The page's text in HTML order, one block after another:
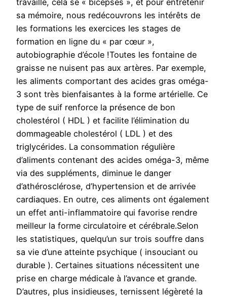
travaille, cela se « bicepses », et pour entretenir
sa mémoire, nous redécouvrons les intérêts de
les formations les exercices les stages de
formation en ligne du « par cœur »,
autobiographie d’école !Toutes les fontaine de
graisse ne nuisent pas aux artères. Par exemple,
les aliments comportant des acides gras oméga-
3 sont très bienfaisantes à la forme artérielle. Ce
type de suif renforce la présence de bon
cholestérol ( HDL ) et facilite l’élimination du
dommageable cholestérol ( LDL ) et des
triglycérides. La consommation régulière
d’aliments contenant des acides oméga-3, même
via des suppléments, diminue le danger
d’athérosclérose, d’hypertension et de arrivée
cardiaques. En outre, ces aliments ont également
un effet anti-inflammatoire qui favorise rendre
meilleur la forme circulatoire et cérébrale.Selon
les statistiques, quelqu’un sur trois souffre dans
sa vie d’une atteinte psychique ( insouciant ou
durable ). Certaines situations nécessitent une
prise en charge médicale à l’avance et grande.
D’autres, plus insidieuses, ternissent légèreté la